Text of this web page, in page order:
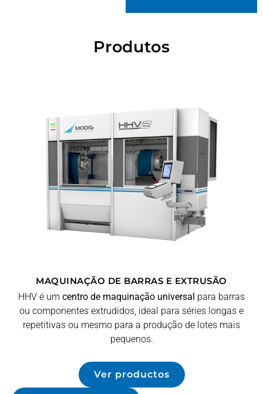
Produtos
MAQUINAÇÃO DE BARRAS E EXTRUSÃO
HHV é um centro de maquinação universal para barras
ou componentes extrudidos, ideal para séries longas e
repetitivas ou mesmo para a produção de lotes mais
pequenos.
Ver productos